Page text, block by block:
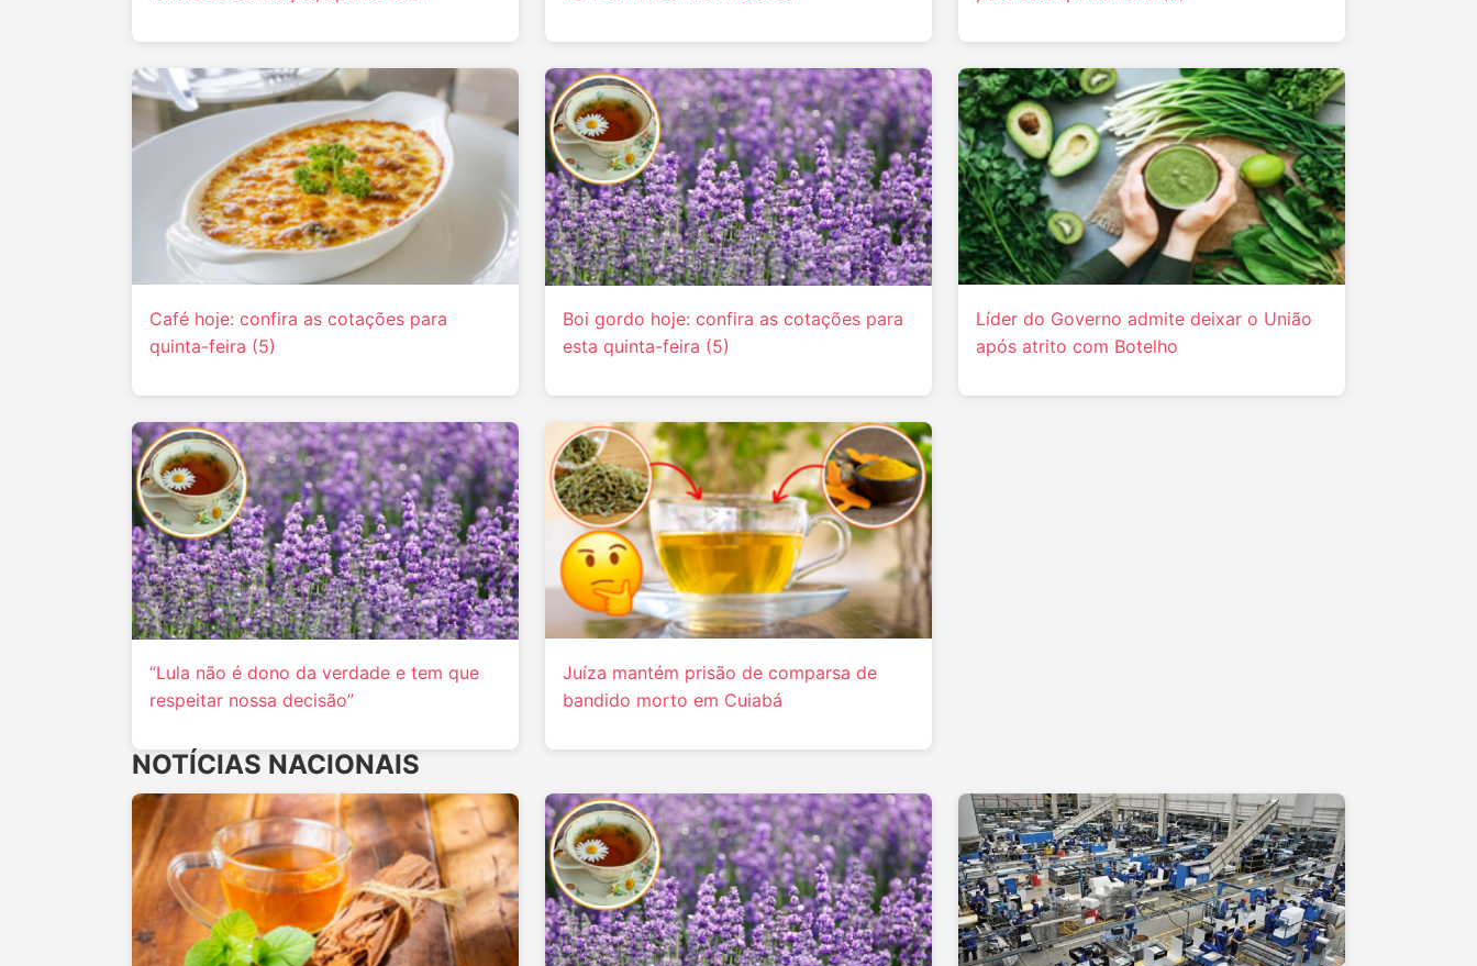
Café hoje: confira as cotações para
quinta-feira (5)
Boi gordo hoje: confira as cotações para
esta quinta-feira (5)
Líder do Governo admite deixar o União
após atrito com Botelho
“Lula não é dono da verdade e tem que
respeitar nossa decisão”
Juíza mantém prisão de comparsa de
bandido morto em Cuiabá
NOTÍCIAS NACIONAIS